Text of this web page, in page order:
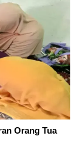
Orang Tua